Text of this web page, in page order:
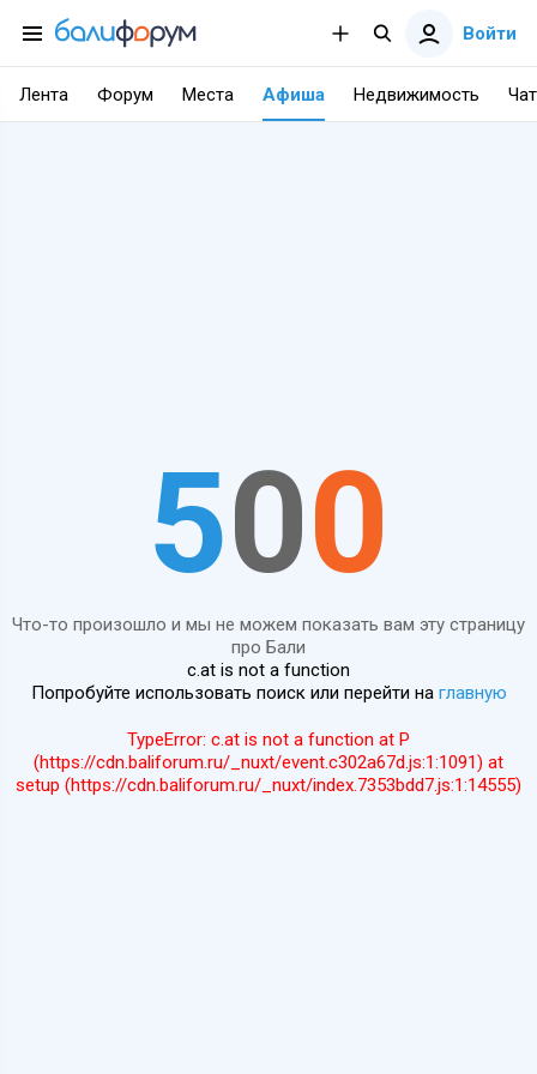
Войти
Лента Форум Места Афиша Недвижимость Чат
500
Что-то произошло и мы не можем показать вам эту страницу
про Бали
c.at is not a function
Попробуйте использовать поиск или перейти на главную
TypeError: c.at is not a function at P
(https://cdn.baliforum.ru/_nuxt/event.c302a67d.js:1:1091) at
setup (https://cdn.baliforum.ru/_nuxt/index.7353bdd7.js:1:14555)